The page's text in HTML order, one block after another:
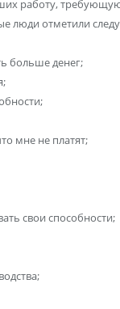
работу,
люди отметили
больше денег;
мне не платят;
свои способности;